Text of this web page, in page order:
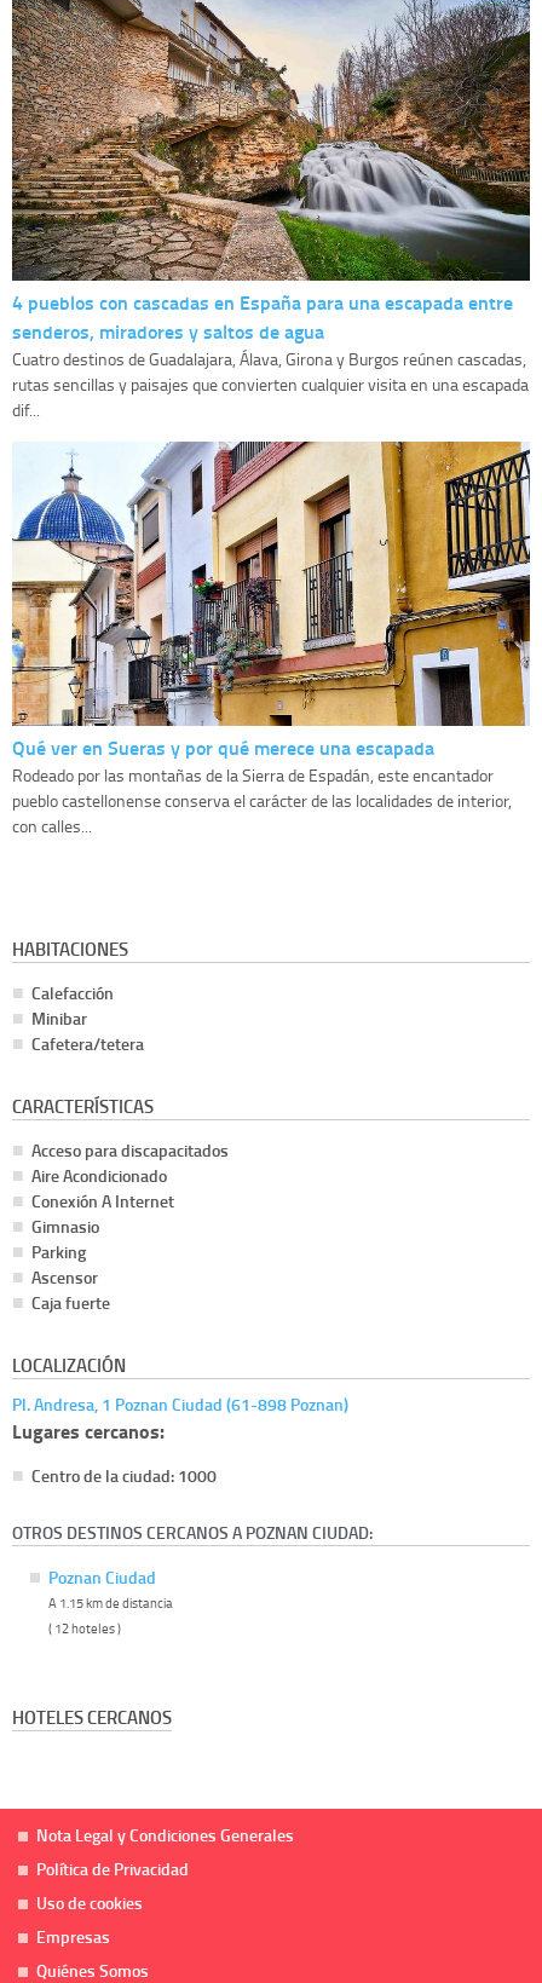
4 pueblos con cascadas en España para una escapada entre
senderos, miradores y saltos de agua
Cuatro destinos de Guadalajara, Álava, Girona y Burgos reúnen cascadas,
rutas sencillas y paisajes que convierten cualquier visita en una escapada
dif...
Qué ver en Sueras y por qué merece una escapada
Rodeado por las montañas de la Sierra de Espadán, este encantador
pueblo castellonense conserva el carácter de las localidades de interior,
con calles...
HABITACIONES
Calefacción
Minibar
Cafetera/tetera
CARACTERÍSTICAS
Acceso para discapacitados
Aire Acondicionado
Conexión A Internet
Gimnasio
Parking
Ascensor
Caja fuerte
LOCALIZACIÓN
Pl. Andresa, 1 Poznan Ciudad (61-898 Poznan)
Lugares cercanos:
Centro de la ciudad: 1000
OTROS DESTINOS CERCANOS A POZNAN CIUDAD:
Poznan Ciudad
A 1.15 km de distancia
( 12 hoteles )
HOTELES CERCANOS
Nota Legal y Condiciones Generales
Política de Privacidad
Uso de cookies
Empresas
Quiénes Somos